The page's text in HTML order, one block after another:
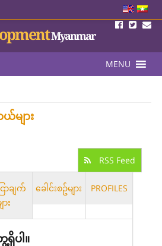
Myanmar
MENU
များ
RSS Feed
ာချက်
ား
ခေါင်းစဥ်များ PROFILES
ရှိပါ။